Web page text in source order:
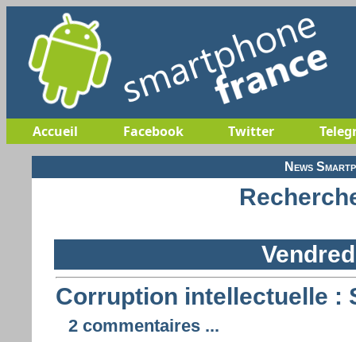
Accueil Facebook Twitter
News
Corruption intellectuelle :
2 commentaires ...